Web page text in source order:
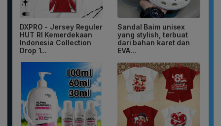
DXPRO - Jersey Reguler
HUT RI Kemerdekaan
Indonesia Collection
Drop 1...
Sandal Baim unisex
yang stylish, terbuat
dari bahan karet dan
EVA...